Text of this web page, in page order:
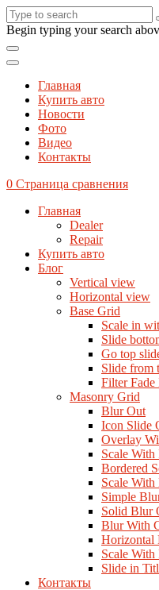
Begin typing your search
Главная
Купить авто
Новости
Фото
Видео
Контакты
0 Страница сравнения
Главная
Dealer
Repair
Купить авто
Блог
Vertical view
Horizontal view
Base Grid
Scale in
Slide
Go top
Slide from
Filter Fade
Masonry Grid
Blur Out
Icon Slide
Overlay
Scale With
Bordered
Scale
Simple
Solid Blur
Blur With
Horizontal
Scale With
Slide in
Контакты